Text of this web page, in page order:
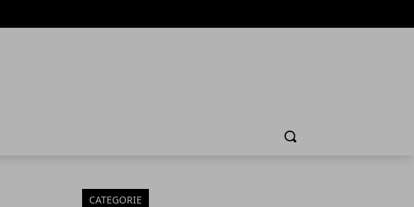
Cerca
CATEGORIE